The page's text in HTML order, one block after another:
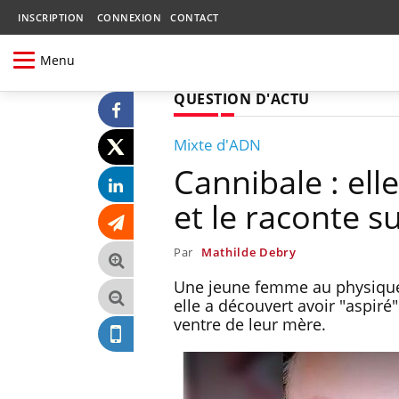
INSCRIPTION CONNEXION CONTACT
Menu
QUESTION D'ACTU
Mixte d'ADN
Cannibale :
et le raconte
Par Mathilde Debry
Une jeune femme au
elle a découvert avoir
ventre de leur mère.